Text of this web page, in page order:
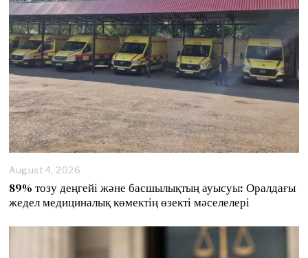
August 4, 2026
89% тозу деңгейі және басшылықтың ауысуы: Оралдағы
жедел медициналық көмектің өзекті мәселелері